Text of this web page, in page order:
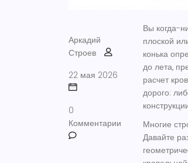
Аркадий
Строев
22 мая 2026
0
Комментарии
Вы когда-
плоской
конька
до лета,
расчет
дорого:
Многие
Давайте